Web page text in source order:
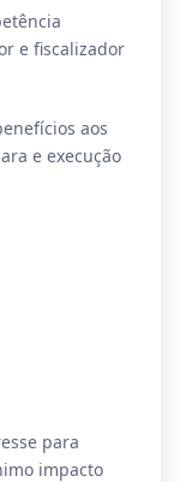
e fiscalizador
aos
e execução
para
impacto